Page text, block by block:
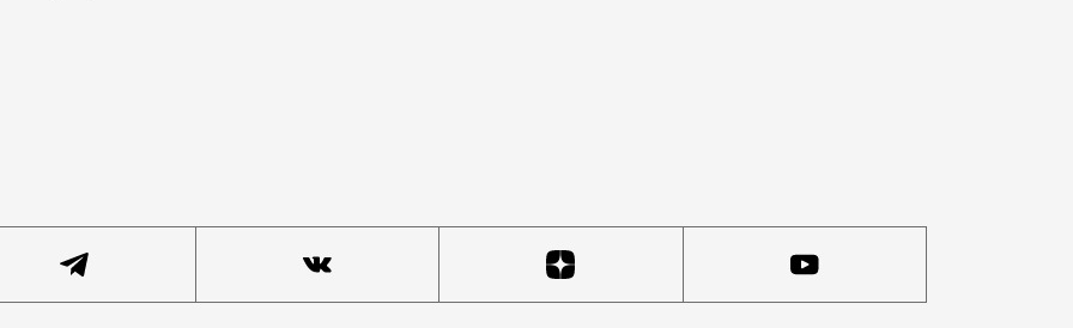
очередную порцию беспилотников. Один упал в поселке Часцы Одинцовского городского округа,